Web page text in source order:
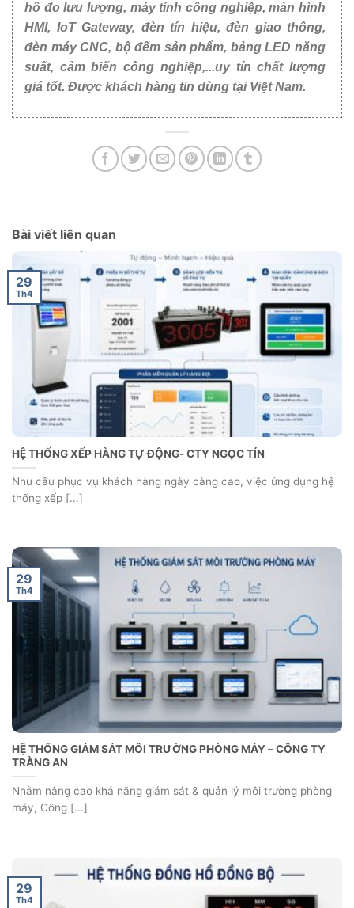
hồ đo lưu lượng, máy tính công nghiệp, màn hình
HMI, IoT Gateway, đèn tín hiệu, đèn giao thông,
đèn máy CNC, bộ đếm sản phẩm, bảng LED năng
suất, cảm biến công nghiệp,...uy tín chất lượng
giá tốt. Được khách hàng tin dùng tại Việt Nam.
Bài viết liên quan
HỆ THỐNG XẾP HÀNG TỰ ĐỘNG- CTY NGỌC TÍN
Nhu cầu phục vụ khách hàng ngày càng cao, việc ứng dụng hệ
thống xếp [...]
29
Th4
HỆ THỐNG GIÁM SÁT MÔI TRƯỜNG PHÒNG MÁY – CÔNG TY
TRÀNG AN
Nhằm nâng cao khả năng giám sát & quản lý môi trường phòng
máy, Công [...]
29
Th4
29
Th4